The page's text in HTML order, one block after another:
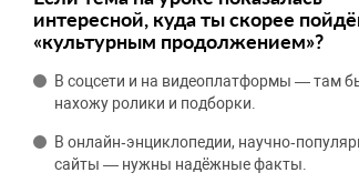
интересной, куда ты скорее
«культурным продолжением»?
В соцсети и на видеоплатформы — там
нахожу ролики и подборки.
В онлайн‑энциклопедии,
сайты — нужны надёжные факты.